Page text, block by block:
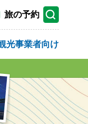
旅の予約
光事業者向け